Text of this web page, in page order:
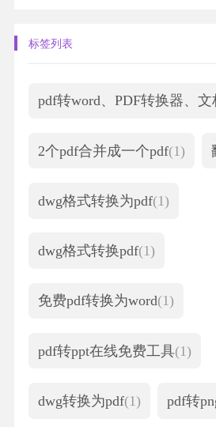
标签列表
pdf转word、PDF转换器、
2个pdf合并成一个pdf(1)
dwg格式转换为pdf(1)
dwg格式转换pdf(1)
免费pdf转换为word(1)
pdf转ppt在线免费工具(1)
dwg转换为pdf(1) pdf转